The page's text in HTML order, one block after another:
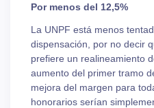
Por menos del 12,5%
La UNPF está menos
dispensación, por no decir
prefiere un realineamiento
aumento del primer tramo
mejora del margen para
honorarios serían